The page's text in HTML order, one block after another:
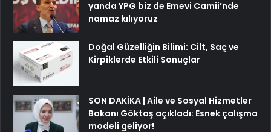
yanda YPG biz de Emevi Camii’nde
namaz kılıyoruz
Doğal Güzelliğin Bilimi: Cilt, Saç ve
Kirpiklerde Etkili Sonuçlar
SON DAKİKA | Aile ve Sosyal Hizmetler
Bakanı Göktaş açıkladı: Esnek çalışma
modeli geliyor!